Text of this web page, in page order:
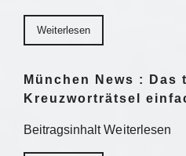
Weiterlesen
München News : Das
Kreuzworträtsel
Beitragsinhalt Weiterlesen